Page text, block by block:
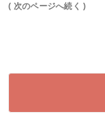
( 次のページへ続く )